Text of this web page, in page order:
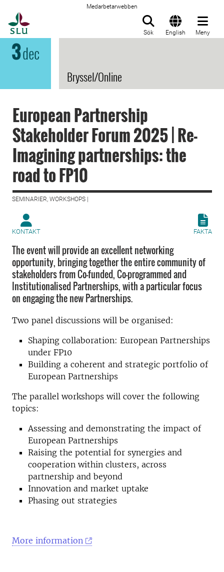
Medarbetarwebben
Sök English Meny
3dec
Bryssel/Online
European Partnership
Stakeholder Forum 2025 | Re-
Imagining partnerships: the
road to FP10
SEMINARIER, WORKSHOPS |
KONTAKT FAKTA
The event will provide an excellent networking
opportunity, bringing together the entire community of
stakeholders from Co-funded, Co-programmed and
Institutionalised Partnerships, with a particular focus
on engaging the new Partnerships.
Two panel discussions will be organised:
Shaping collaboration: European Partnerships
under FP10
Building a coherent and strategic portfolio of
European Partnerships
The parallel workshops will cover the following
topics:
Assessing and demonstrating the impact of
European Partnerships
Raising the potential for synergies and
cooperation within clusters, across
partnership and beyond
Innovation and market uptake
Phasing out strategies
More information